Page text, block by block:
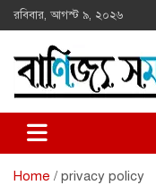
Skip
to
রবিবার, আগস্ট ৯, ২০২৬
বানিজ্য সময়
Home privacy policy